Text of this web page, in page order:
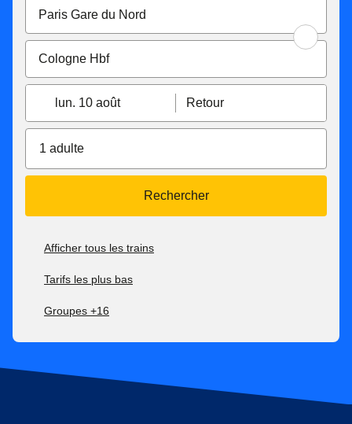
lun. 10 août Retour
1 adulte
Rechercher
Afficher tous les trains
Tarifs les plus bas
Groupes +16